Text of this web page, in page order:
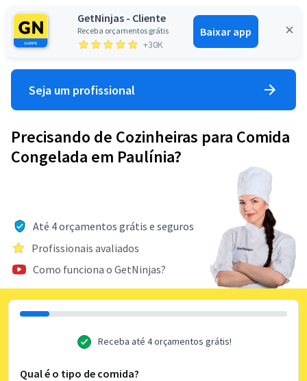
GetNinjas - Cliente
Receba orçamentos grátis
+30K
Baixar app
Entrar
Seja um profissional
Precisando de Cozinheiras para Comida
Congelada em Paulínia?
Até 4 orçamentos grátis e seguros
Profissionais avaliados
Como funciona o GetNinjas?
Receba até 4 orçamentos grátis!
Qual é o tipo de comida?